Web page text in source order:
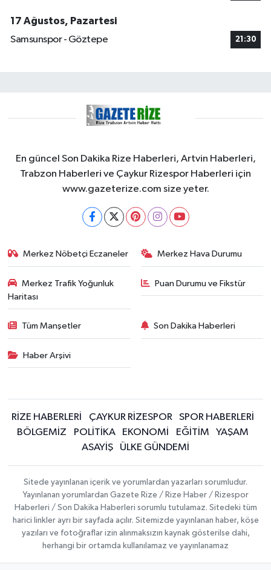
17 Ağustos, Pazartesi
Samsunspor - Göztepe
21:30
En güncel Son Dakika Rize Haberleri, Artvin Haberleri,
Trabzon Haberleri ve Çaykur Rizespor Haberleri için
www.gazeterize.com size yeter.
Merkez Nöbetçi Eczaneler Merkez Hava Durumu
Merkez Trafik Yoğunluk
Haritası
Puan Durumu ve Fikstür
Tüm Manşetler Son Dakika Haberleri
Haber Arşivi
RİZE HABERLERİ ÇAYKUR RİZESPOR
SPOR HABERLERİ
BÖLGEMİZ
POLİTİKA EKONOMİ EĞİTİM
YAŞAM
ASAYİŞ
ÜLKE GÜNDEMİ
Sitede yayınlanan içerik ve yorumlardan yazarları sorumludur.
Yayınlanan yorumlardan Gazete Rize / Rize Haber / Rizespor
Haberleri / Son Dakika Haberleri sorumlu tutulamaz. Sitedeki tüm
harici linkler ayrı bir sayfada açılır. Sitemizde yayınlanan haber, köşe
yazıları ve fotoğraflar izin alınmaksızın kaynak gösterilse dahi,
herhangi bir ortamda kullanılamaz ve yayınlanamaz